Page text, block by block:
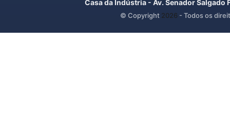
Casa da Indústria - Av. Senador
© Copyright 2026 - Todos os